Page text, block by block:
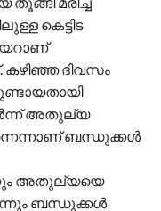
കെട്ടിട
ദിവസം
അതുല്യ
ബന്ധുക്കൾ
അതുല്യയെ
ബന്ധുക്കൾ